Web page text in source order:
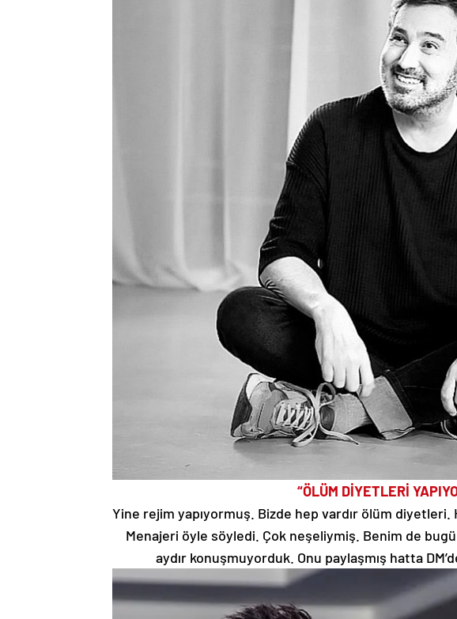
“ÖLÜM DİYETLERİ
Yine rejim yapıyormuş. Bizde hep vardır ölüm diyetleri.
Menajeri öyle söyledi. Çok neşeliymiş. Benim de
aydır konuşmuyorduk. Onu paylaşmış hatta